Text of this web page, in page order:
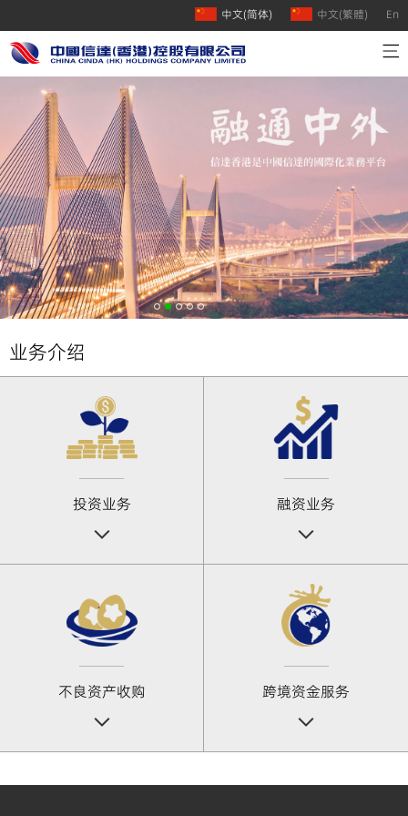
En
中文(繁體)
中文(简体)
首页
公司介绍
业务介绍
人才招聘
联系我们
业务介绍
投资业务 融资业务
不良资产收购 跨境资金服务